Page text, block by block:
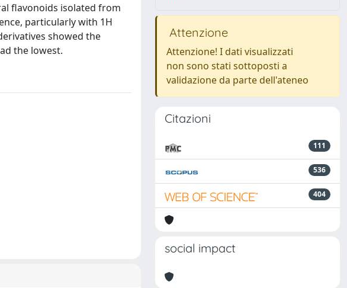
flavonoids isolated from
particularly with 1H
showed the
the lowest.
Attenzione
Attenzione! I dati visualizzati
non sono stati sottoposti a
validazione da parte dell'ateneo
Citazioni
111
536
404
social impact